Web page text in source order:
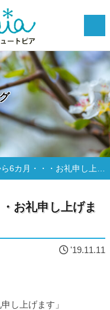
お礼申し上げま
'19.11.11
し上げます」